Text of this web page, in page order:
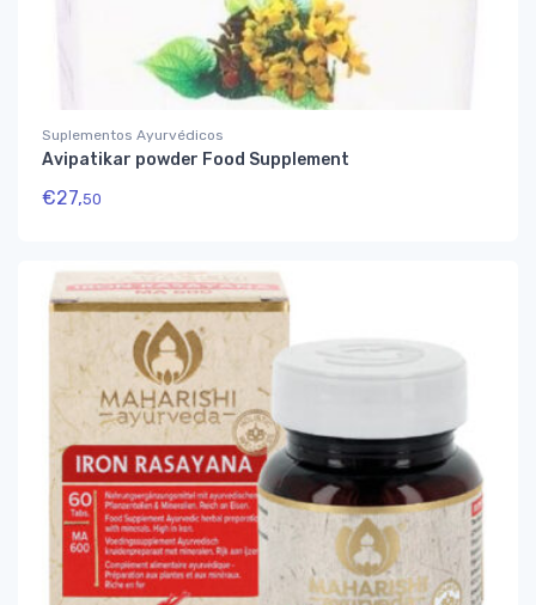
Suplementos Ayurvédicos
Avipatikar powder Food Supplement
€27,50